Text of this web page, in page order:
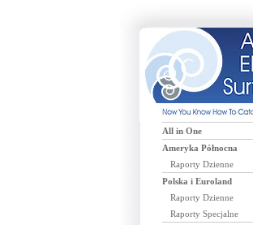
All in One
Ameryka Północna
Raporty Dzienne
Polska i Euroland
Raporty Dzienne
Raporty Specjalne